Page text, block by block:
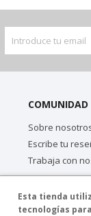
Sobre
Escribe tu
Trabaja con
Esta tienda
tecnologías